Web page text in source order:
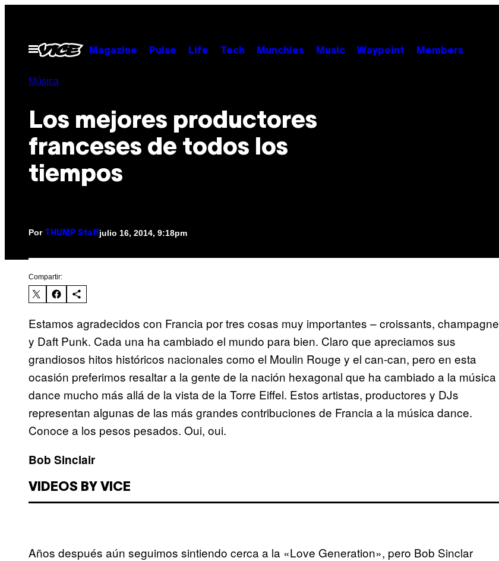
contenido
Abrir
Menú
Magazine Pulse Life Tech Munchies Music Waypoint Members
Música
Los mejores productores
franceses de todos los
tiempos
Por THUMP Staffjulio 16, 2014, 9:18pm
Compartir:
Estamos agradecidos con Francia por tres cosas muy importantes – croissants, champagne
y Daft Punk. Cada una ha cambiado el mundo para bien. Claro que apreciamos sus
grandiosos hitos históricos nacionales como el Moulin Rouge y el can-can, pero en esta
ocasión preferimos resaltar a la gente de la nación hexagonal que ha cambiado a la música
dance mucho más allá de la vista de la Torre Eiffel. Estos artistas, productores y DJs
representan algunas de las más grandes contribuciones de Francia a la música dance.
Conoce a los pesos pesados. Oui, oui.
Bob Sinclair
VIDEOS BY VICE
Años después aún seguimos sintiendo cerca a la «Love Generation», pero Bob Sinclar